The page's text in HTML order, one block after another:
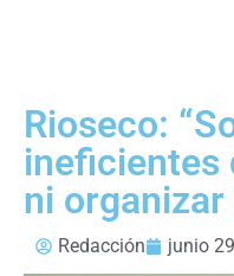
Rioseco:
ineficientes
ni organizar
Redacción junio